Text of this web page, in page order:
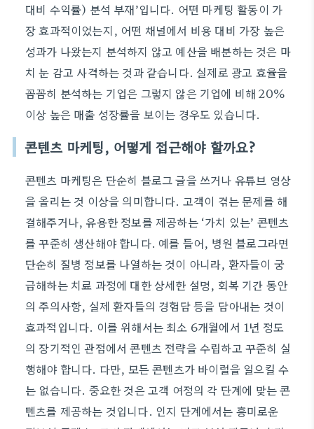
대비 수익률) 분석 부재’입니다. 어떤 마케팅 활동이 가
장 효과적이었는지, 어떤 채널에서 비용 대비 가장 높은
성과가 나왔는지 분석하지 않고 예산을 배분하는 것은 마
치 눈 감고 사격하는 것과 같습니다. 실제로 광고 효율을
꼼꼼히 분석하는 기업은 그렇지 않은 기업에 비해 20%
이상 높은 매출 성장률을 보이는 경우도 있습니다.
콘텐츠 마케팅, 어떻게 접근해야 할까요?
콘텐츠 마케팅은 단순히 블로그 글을 쓰거나 유튜브 영상
을 올리는 것 이상을 의미합니다. 고객이 겪는 문제를 해
결해주거나, 유용한 정보를 제공하는 ‘가치 있는’ 콘텐츠
를 꾸준히 생산해야 합니다. 예를 들어, 병원 블로그라면
단순히 질병 정보를 나열하는 것이 아니라, 환자들이 궁
금해하는 치료 과정에 대한 상세한 설명, 회복 기간 동안
의 주의사항, 실제 환자들의 경험담 등을 담아내는 것이
효과적입니다. 이를 위해서는 최소 6개월에서 1년 정도
의 장기적인 관점에서 콘텐츠 전략을 수립하고 꾸준히 실
행해야 합니다. 다만, 모든 콘텐츠가 바이럴을 일으킬 수
는 없습니다. 중요한 것은 고객 여정의 각 단계에 맞는 콘
텐츠를 제공하는 것입니다. 인지 단계에서는 흥미로운